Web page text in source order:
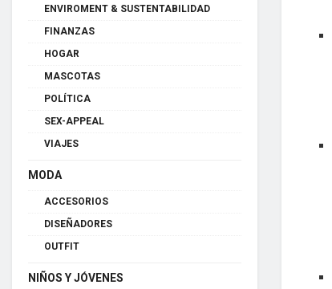
ENVIROMENT & SUSTENTABILIDAD
FINANZAS
HOGAR
MASCOTAS
POLÍTICA
SEX-APPEAL
VIAJES
MODA
ACCESORIOS
DISEÑADORES
OUTFIT
NIÑOS Y JÓVENES